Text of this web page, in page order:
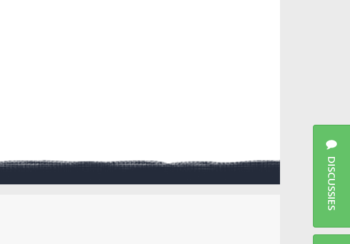
DISCUSSIES